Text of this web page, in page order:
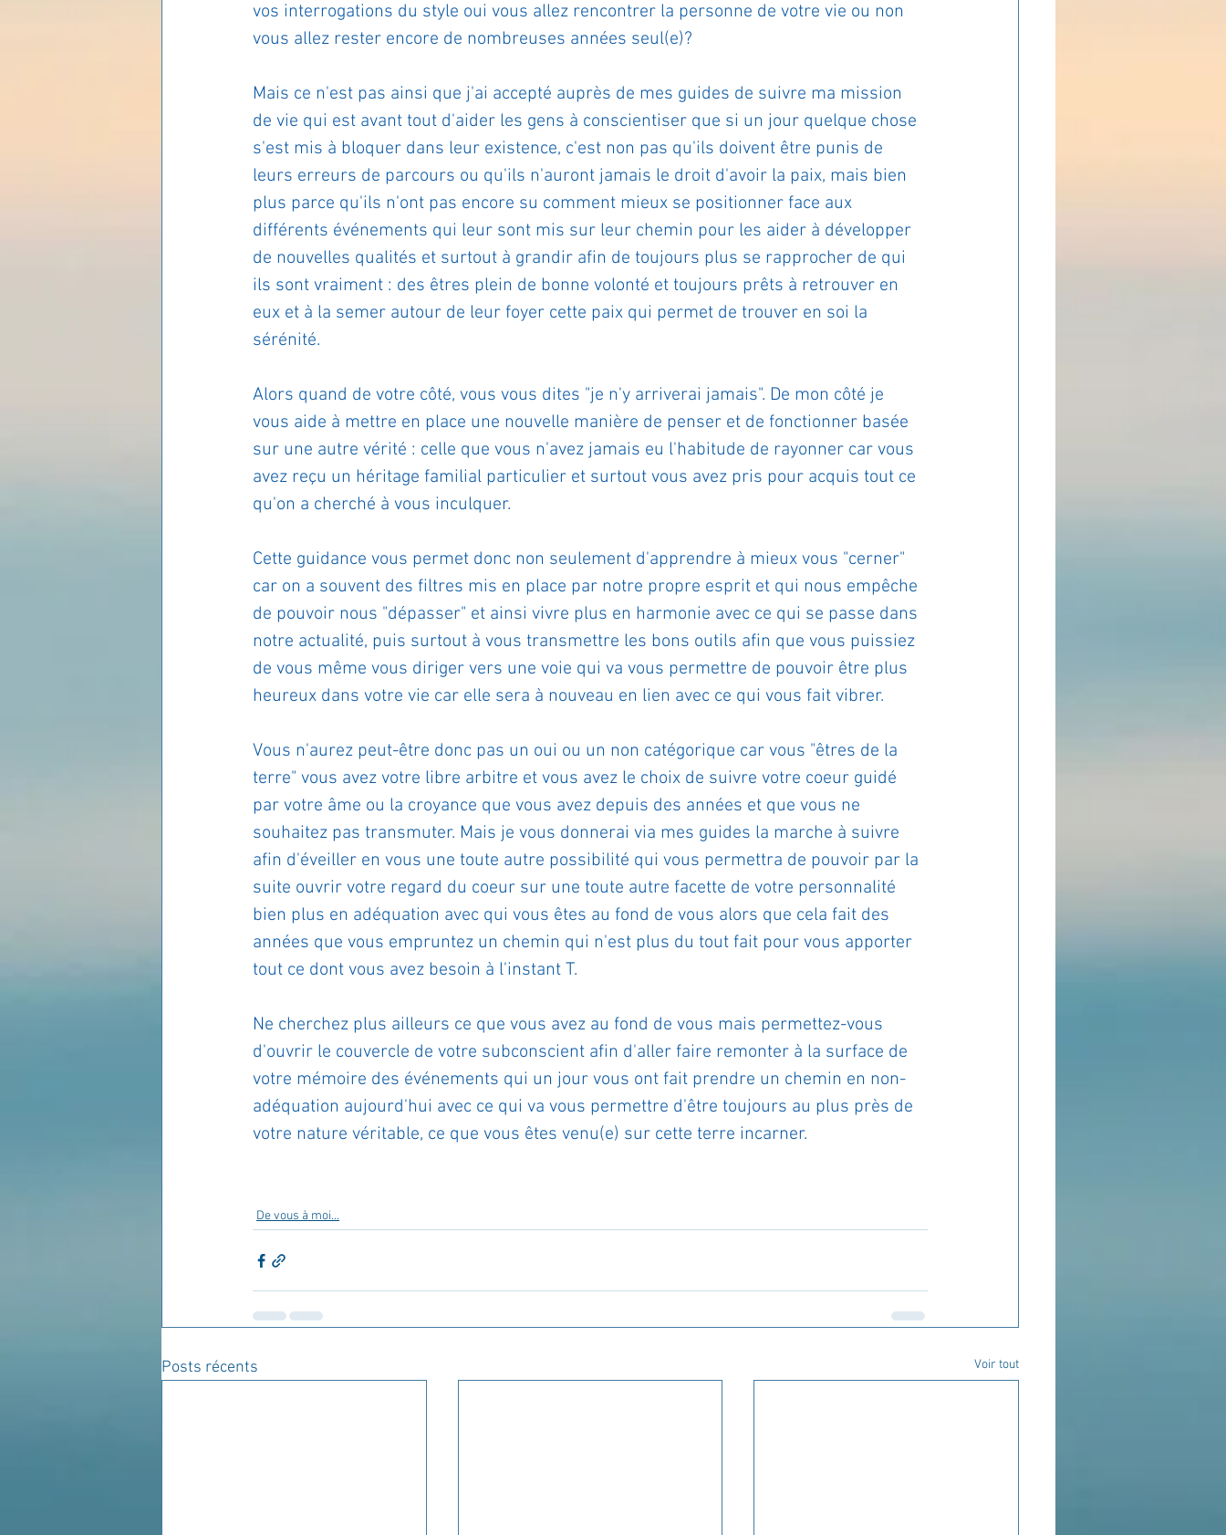
vos interrogations du style oui vous allez rencontrer la personne de votre vie ou non
vous allez rester encore de nombreuses années seul(e)?
Mais ce n'est pas ainsi que j'ai accepté auprès de mes guides de suivre ma mission
de vie qui est avant tout d'aider les gens à conscientiser que si un jour quelque chose
s'est mis à bloquer dans leur existence, c'est non pas qu'ils doivent être punis de
leurs erreurs de parcours ou qu'ils n'auront jamais le droit d'avoir la paix, mais bien
plus parce qu'ils n'ont pas encore su comment mieux se positionner face aux
différents événements qui leur sont mis sur leur chemin pour les aider à développer
de nouvelles qualités et surtout à grandir afin de toujours plus se rapprocher de qui
ils sont vraiment : des êtres plein de bonne volonté et toujours prêts à retrouver en
eux et à la semer autour de leur foyer cette paix qui permet de trouver en soi la
sérénité.
Alors quand de votre côté, vous vous dites "je n'y arriverai jamais". De mon côté je
vous aide à mettre en place une nouvelle manière de penser et de fonctionner basée
sur une autre vérité : celle que vous n'avez jamais eu l'habitude de rayonner car vous
avez reçu un héritage familial particulier et surtout vous avez pris pour acquis tout ce
qu'on a cherché à vous inculquer.
Cette guidance vous permet donc non seulement d'apprendre à mieux vous "cerner"
car on a souvent des filtres mis en place par notre propre esprit et qui nous empêche
de pouvoir nous "dépasser" et ainsi vivre plus en harmonie avec ce qui se passe dans
notre actualité, puis surtout à vous transmettre les bons outils afin que vous puissiez
de vous même vous diriger vers une voie qui va vous permettre de pouvoir être plus
heureux dans votre vie car elle sera à nouveau en lien avec ce qui vous fait vibrer.
Vous n'aurez peut-être donc pas un oui ou un non catégorique car vous "êtres de la
terre" vous avez votre libre arbitre et vous avez le choix de suivre votre coeur guidé
par votre âme ou la croyance que vous avez depuis des années et que vous ne
souhaitez pas transmuter. Mais je vous donnerai via mes guides la marche à suivre
afin d'éveiller en vous une toute autre possibilité qui vous permettra de pouvoir par la
suite ouvrir votre regard du coeur sur une toute autre facette de votre personnalité
bien plus en adéquation avec qui vous êtes au fond de vous alors que cela fait des
années que vous empruntez un chemin qui n'est plus du tout fait pour vous apporter
tout ce dont vous avez besoin à l'instant T.
Ne cherchez plus ailleurs ce que vous avez au fond de vous mais permettez-vous
d'ouvrir le couvercle de votre subconscient afin d'aller faire remonter à la surface de
votre mémoire des événements qui un jour vous ont fait prendre un chemin en non-
adéquation aujourd'hui avec ce qui va vous permettre d'être toujours au plus près de
votre nature véritable, ce que vous êtes venu(e) sur cette terre incarner.
De vous à moi...
Posts récents Voir tout